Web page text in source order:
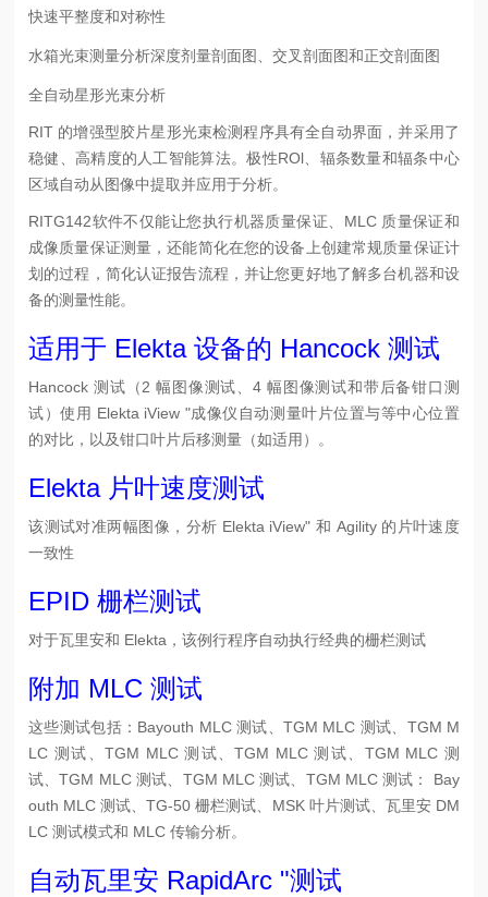
快速平整度和对称性
水箱光束测量分析深度剂量剖面图、交叉剖面图和正交剖面图
全自动星形光束分析
RIT 的增强型胶片星形光束检测程序具有全自动界面，并采用了
稳健、高精度的人工智能算法。极性ROl、辐条数量和辐条中心
区域自动从图像中提取并应用于分析。
RITG142软件不仅能让您执行机器质量保证、MLC 质量保证和
成像质量保证测量，还能简化在您的设备上创建常规质量保证计
划的过程，简化认证报告流程，并让您更好地了解多台机器和设
备的测量性能。
适用于 Elekta 设备的 Hancock 测试
Hancock 测试（2 幅图像测试、4 幅图像测试和带后备钳口测
试）使用 Elekta iView "成像仪自动测量叶片位置与等中心位置
的对比，以及钳口叶片后移测量（如适用）。
Elekta 片叶速度测试
该测试对准两幅图像，分析 Elekta iView" 和 Agility 的片叶速度
一致性
EPID 栅栏测试
对于瓦里安和 Elekta，该例行程序自动执行经典的栅栏测试
附加 MLC 测试
这些测试包括：Bayouth MLC 测试、TGM MLC 测试、TGM M
LC 测试、TGM MLC 测试、TGM MLC 测试、TGM MLC 测
试、TGM MLC 测试、TGM MLC 测试、TGM MLC 测试： Bay
outh MLC 测试、TG-50 栅栏测试、MSK 叶片测试、瓦里安 DM
LC 测试模式和 MLC 传输分析。
自动瓦里安 RapidArc "测试